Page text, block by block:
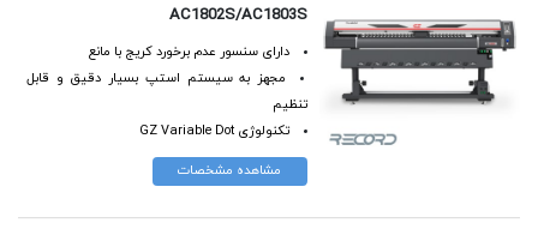
AC1802S/AC1803S
دارای سنسور عدم برخورد کریج با مانع
مجهز به سیستم استپ بسیار دقیق و قابل
تنظیم
تکنولوژی GZ Variable Dot
مشاهده مشخصات